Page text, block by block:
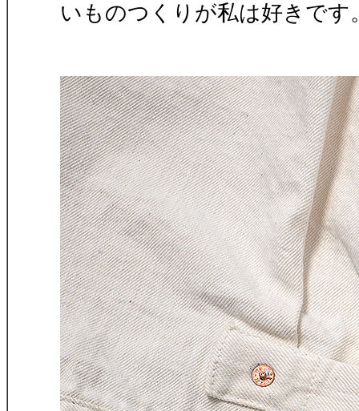
いものつくりが私は好きです